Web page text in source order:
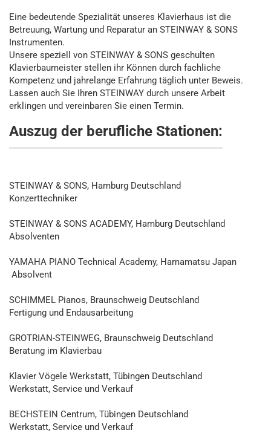
Eine bedeutende Spezialität unseres Klavierhaus ist die
Betreuung, Wartung und Reparatur an STEINWAY & SONS
Instrumenten.
Unsere speziell von STEINWAY & SONS geschulten
Klavierbaumeister stellen ihr Können durch fachliche
Kompetenz und jahrelange Erfahrung täglich unter Beweis.
Lassen auch Sie Ihren STEINWAY durch unsere Arbeit
erklingen und vereinbaren Sie einen Termin.
Auszug der berufliche Stationen:
STEINWAY & SONS, Hamburg Deutschland
Konzerttechniker
STEINWAY & SONS ACADEMY, Hamburg Deutschland
Absolventen
YAMAHA PIANO Technical Academy, Hamamatsu Japan
Absolvent
SCHIMMEL Pianos, Braunschweig Deutschland
Fertigung und Endausarbeitung
GROTRIAN-STEINWEG, Braunschweig Deutschland
Beratung im Klavierbau
Klavier Vögele Werkstatt, Tübingen Deutschland
Werkstatt, Service und Verkauf
BECHSTEIN Centrum, Tübingen Deutschland
Werkstatt, Service und Verkauf